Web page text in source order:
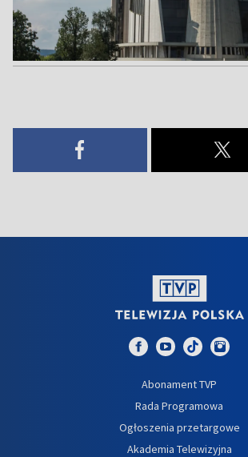
Abonament TVP
Rada Programowa
Ogłoszenia przetargowe
Akademia Telewizyjna